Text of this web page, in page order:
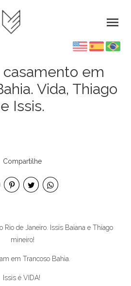
menu
em
Vida, Thiago
e Issis.
Compartilhe
Rio de Janeiro. Issis Baiana e Thiago
mineiro!
em Trancoso Bahia.
Issis é VIDA!